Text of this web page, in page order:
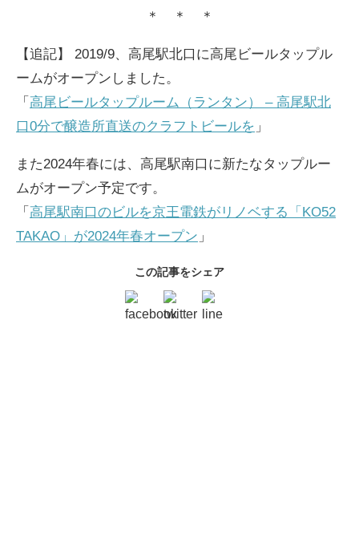
＊ ＊ ＊
【追記】 2019/9、高尾駅北口に高尾ビールタップル
ームがオープンしました。
「 高尾ビールタップルーム（ランタン） – 高尾駅北
口0分で醸造所直送のクラフトビールを 」
また2024年春には、高尾駅南口に新たなタップルー
ムがオープン予定です。
「 高尾駅南口のビルを京王電鉄がリノベする「KO52
TAKAO」が2024年春オープン 」
この記事をシェア